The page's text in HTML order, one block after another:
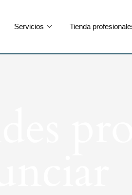
Servicios Tienda